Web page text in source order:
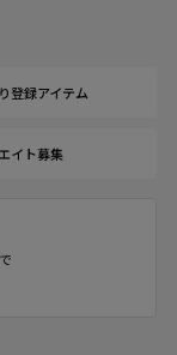
登録アイテム
イト募集